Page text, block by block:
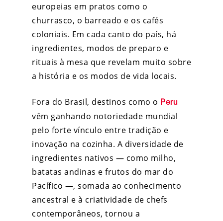
europeias em pratos como o
churrasco, o barreado e os cafés
coloniais. Em cada canto do país, há
ingredientes, modos de preparo e
rituais à mesa que revelam muito sobre
a história e os modos de vida locais.
Fora do Brasil, destinos como o Peru
vêm ganhando notoriedade mundial
pelo forte vínculo entre tradição e
inovação na cozinha. A diversidade de
ingredientes nativos — como milho,
batatas andinas e frutos do mar do
Pacífico —, somada ao conhecimento
ancestral e à criatividade de chefs
contemporâneos, tornou a